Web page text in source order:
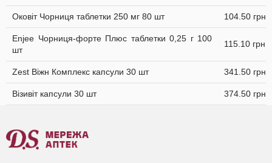
Оковіт Чорниця таблетки 250 мг 80 шт 104.50 грн
Enjee Чорниця-форте Плюс таблетки 0,25 г 100
шт
115.10 грн
Zest Віжн Комплекс капсули 30 шт 341.50 грн
Візивіт капсули 30 шт 374.50 грн